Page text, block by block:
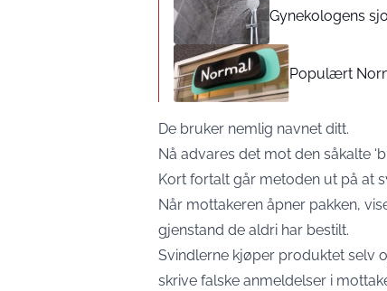
Gynekologens
Populært
De bruker nemlig navnet ditt.
Nå advares det mot den såkalte
Kort fortalt går metoden ut på at
Når mottakeren åpner pakken,
gjenstand de aldri har bestilt.
Svindlerne kjøper produktet selv
skrive falske anmeldelser i